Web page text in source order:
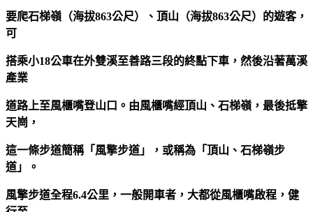
要爬石梯嶺（海拔863公尺）、頂山（海拔863公尺）的遊客，
可
搭乘小18公車在外雙溪至善路三段的終點下車，然後沿著萬溪
產業
道路上至風櫃嘴登山口。由風櫃嘴經頂山、石梯嶺，最後抵擎
天崗，
這一條步道簡稱「風擎步道」，或稱為「頂山、石梯嶺步
道」。
風擎步道全程6.4公里 ，一般開車者，大都從風櫃嘴啟程，健